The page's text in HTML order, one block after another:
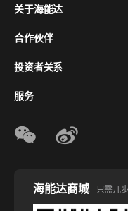
关于海能达
合作伙伴
投资者关系
服务
海能达商城 只需几